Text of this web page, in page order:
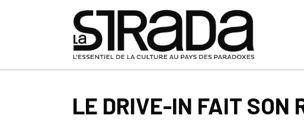
LE DRIVE-IN FAIT SON